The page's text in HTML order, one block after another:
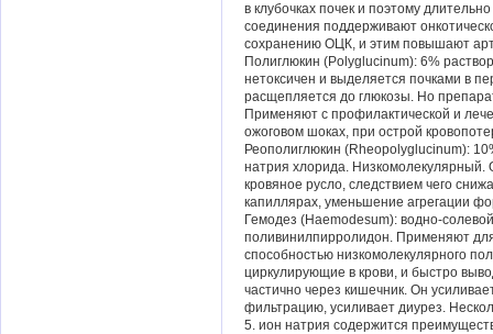
в клубочках почек и поэтому
соединения поддерживают
сохранению ОЦК, и этим повышают
Полиглюкин (Polyglucinum): 6%
нетоксичен и выделяется почками в
расщепляется до глюкозы. Но
Применяют с профилактической и
ожоговом шоках, при острой
Реополиглюкин (Rheopolyglucinum):
натрия хлорида. Низкомолекулярный.
кровяное русло, следствием чего
капиллярах, уменьшение агрегации
Гемодез (Haemodesum): водно-
поливинилпирролидон. Применяют
способностью низкомолекулярного
циркулирующие в крови, и быстро
частично через кишечник. Он
фильтрацию, усиливает диурез.
5. ион натрия содержится